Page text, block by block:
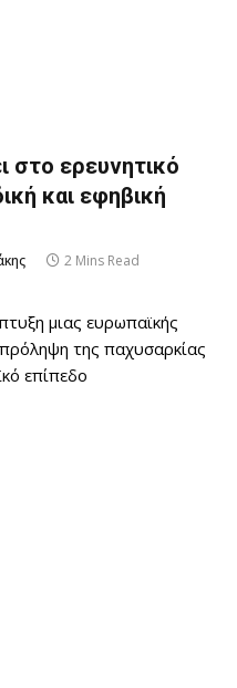
στο ερευνητικό
και εφηβική
2 Mins Read
μιας ευρωπαϊκής
της παχυσαρκίας
επίπεδο